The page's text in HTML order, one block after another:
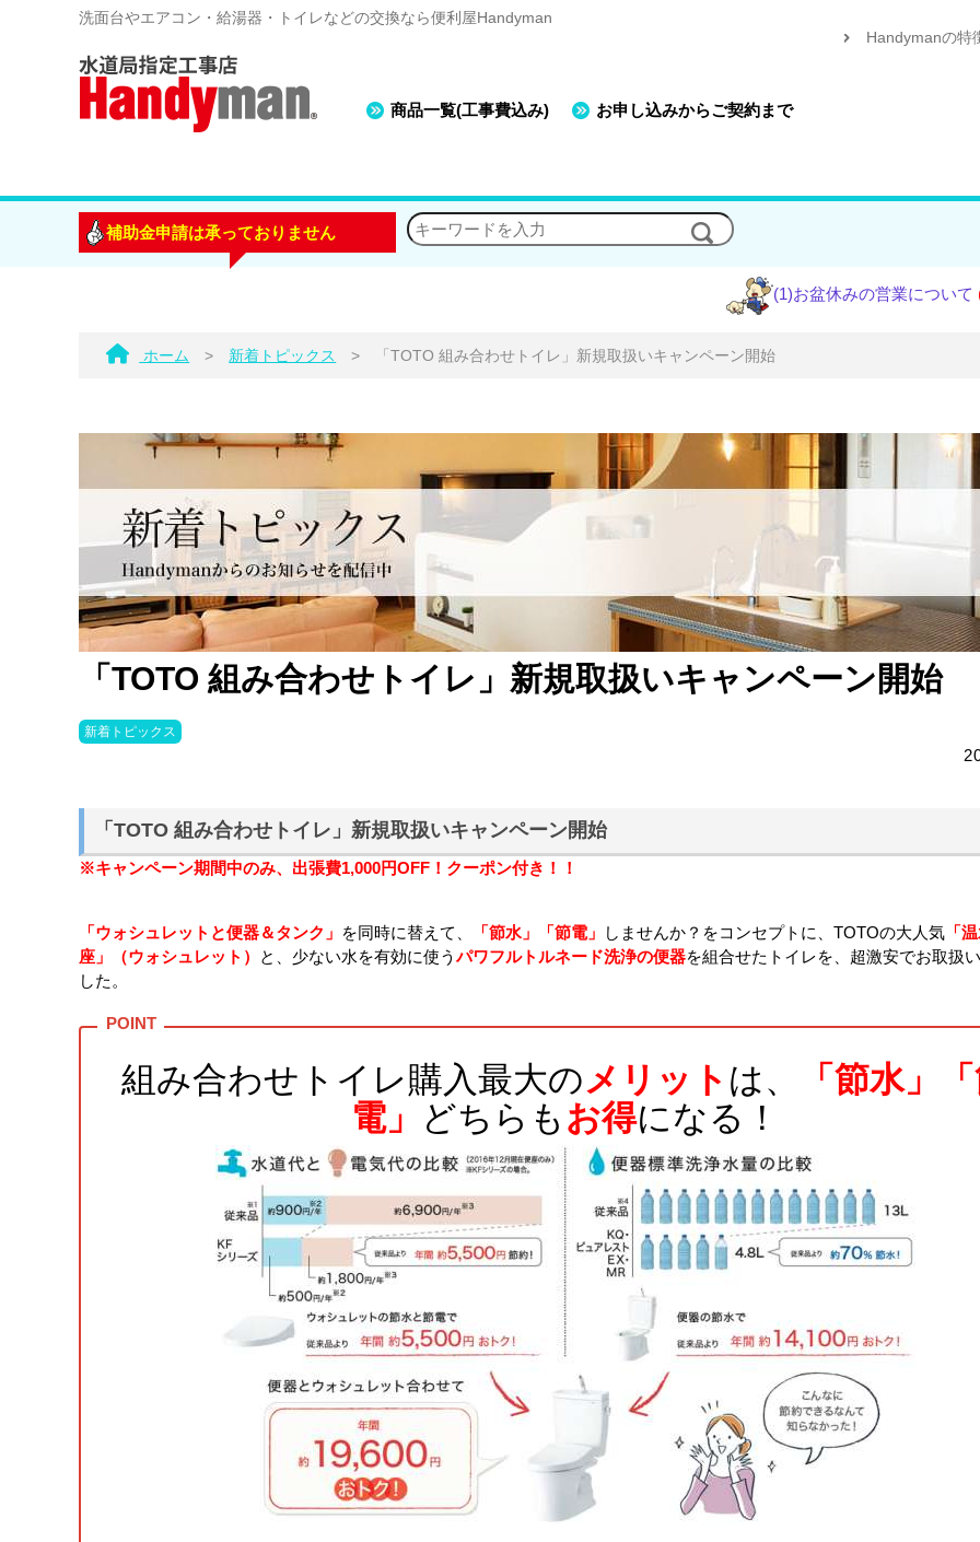
洗面台やエアコン・給湯器・トイレなどの交換なら便利屋Handyman
商品一覧(工事費込み) お申し込みからご契約まで
Handymanの特
補助金申請は承っておりません
(1)お盆休みの営業について(2)エアコン
ホーム > 新着トピックス > 「TOTO 組み合わせトイレ」新規取扱いキャンペーン開始
「TOTO 組み合わせトイレ」新規取扱いキャンペーン開始
新着トピックス
「TOTO 組み合わせトイレ」新規取扱いキャンペーン開始
※キャンペーン期間中のみ、出張費1,000円OFF！クーポン付き！！
「ウォシュレットと便器＆タンク」 を同時に替えて、 「節水」「節電」 しませんか？をコンセプトに、TOTOの大人気 「
座」（ウォシュレット）
と、少ない水を有効に使うパワフルトルネード洗浄の便器を組合せたトイレを、超激安でお取扱
した。
組み合わせトイレ購入最大のメリット は、
「節水」
電」
どちらも お得になる！